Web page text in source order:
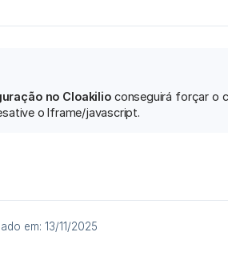
no Cloakilioconseguirá forçar o
o Iframe/javascript.
em: 13/11/2025